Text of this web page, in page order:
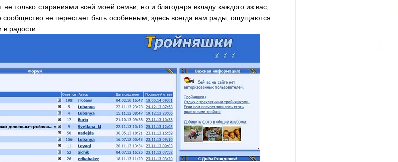
только стараниями всей моей семьи, но и благодаря вкладу каждого из вас,
сообщество не перестает быть особенным, здесь всегда вам рады, ощущаются
радости.